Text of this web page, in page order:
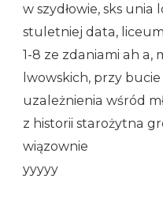
w szydłowie, sks
stuletniej data,
1-8 ze zdaniami ah a,
lwowskich, przy
uzależnienia wśród
z historii starożytna
wiązownie
yyyyy